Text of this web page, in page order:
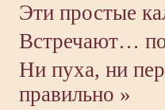
Эти простые
Встречают…
Ни пуха, ни
правильно »